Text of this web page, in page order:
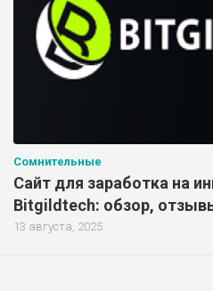
Сомнительные
Сайт для заработка на
Bitgildtech: обзор,
13 августа, 2025